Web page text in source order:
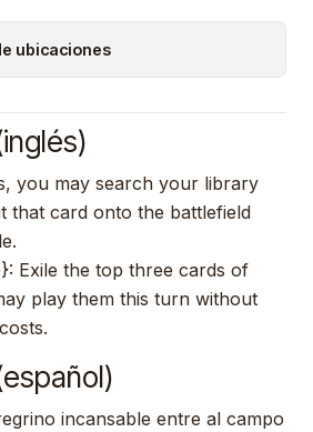
ubicaciones
you may search your library
that card onto the battlefield
Exile the top three cards of
play them this turn without
incansable entre al campo